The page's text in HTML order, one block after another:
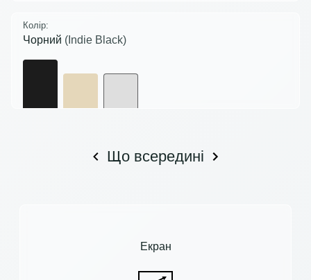
Колір:
Чорний (Indie Black)
Що всередині
Екран